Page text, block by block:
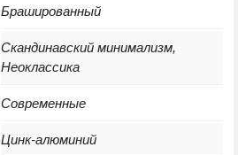
Брашированный
Скандинавский минимализм,
Неоклассика
Современные
Цинк-алюминий